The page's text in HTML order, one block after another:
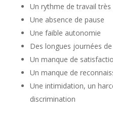
Un rythme de travail très
Une absence de pause
Une faible autonomie
Des longues journées
Un manque de
Un manque de
Une intimidation, un
discrimination